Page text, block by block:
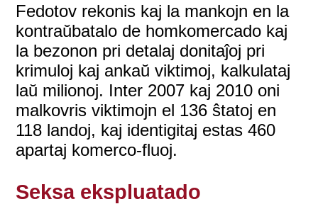
Fedotov rekonis kaj la mankojn en la
kontraŭbatalo de homkomercado kaj
la bezonon pri detalaj donitaĵoj pri
krimuloj kaj ankaŭ viktimoj, kalkulataj
laŭ milionoj. Inter 2007 kaj 2010 oni
malkovris viktimojn el 136 ŝtatoj en
118 landoj, kaj identigitaj estas 460
apartaj komerco-fluoj.
Seksa ekspluatado